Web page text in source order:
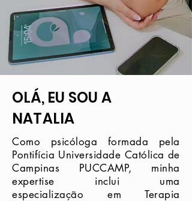
OLÁ, EU SOU A
NATALIA
Como psicóloga formada pela
Pontifícia Universidade Católica de
Campinas PUCCAMP, minha
expertise inclui uma
especialização em Terapia